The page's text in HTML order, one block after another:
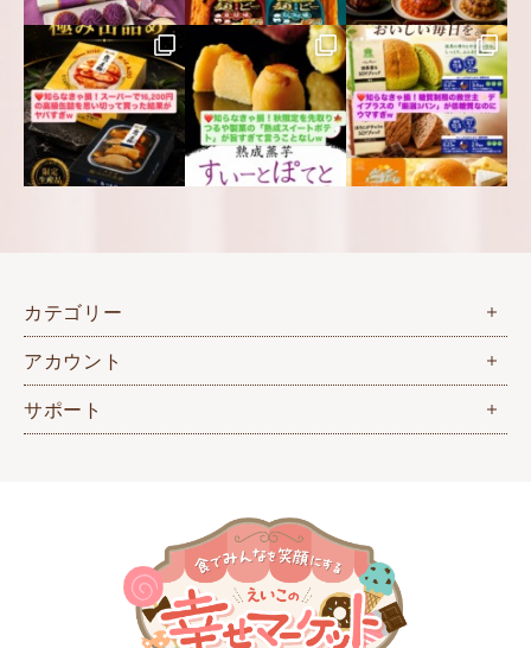
カテゴリー
アカウント
サポート